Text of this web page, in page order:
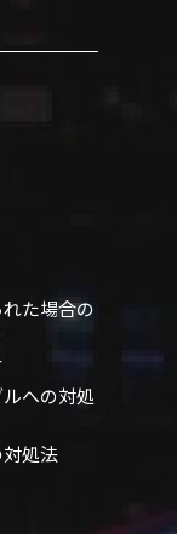
た場合の
への対処
対処法